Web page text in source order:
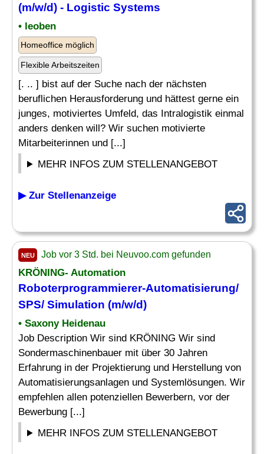
(m/w/d) - Logistic Systems
• leoben
Homeoffice möglich
Flexible Arbeitszeiten
[. .. ] bist auf der Suche nach der nächsten
beruflichen Herausforderung und hättest gerne ein
junges, motiviertes Umfeld, das Intralogistik einmal
anders denken will? Wir suchen motivierte
Mitarbeiterinnen und [...]
MEHR INFOS ZUM STELLENANGEBOT
▶ Zur Stellenanzeige
NEU Job vor 3 Std. bei Neuvoo.com gefunden
KRÖNING- Automation
Roboterprogrammierer-Automatisierung/
SPS/ Simulation (m/w/d)
• Saxony Heidenau
Job Description Wir sind KRÖNING Wir sind
Sondermaschinenbauer mit über 30 Jahren
Erfahrung in der Projektierung und Herstellung von
Automatisierungsanlagen und Systemlösungen. Wir
empfehlen allen potenziellen Bewerbern, vor der
Bewerbung [...]
MEHR INFOS ZUM STELLENANGEBOT